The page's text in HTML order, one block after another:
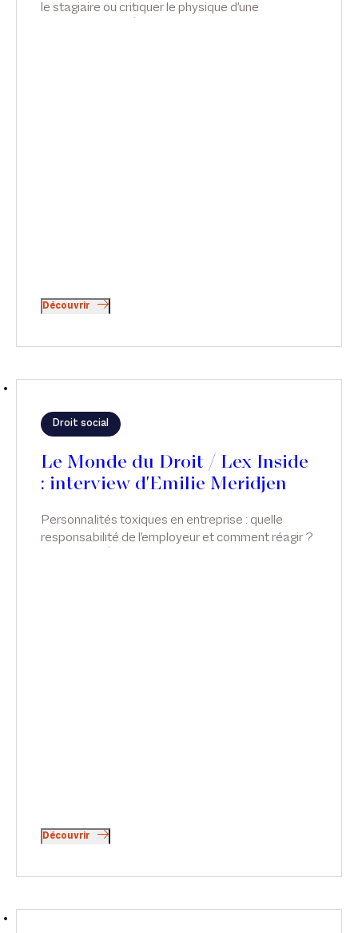
le stagiaire ou critiquer le physique d'une
Découvrir
Droit social
Personnalités toxiques en entreprise : quelle
responsabilité de l'employeur et comment réagir ?
Le Monde du Droit / Lex Inside
: interview d'Emilie Meridjen
Découvrir